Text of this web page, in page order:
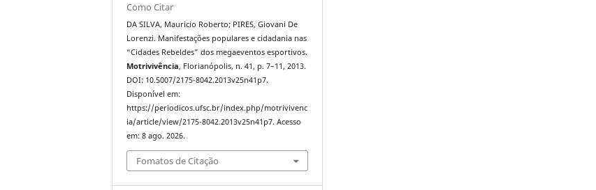
Como Citar
DA SILVA, Mauricio Roberto; PIRES, Giovani De
Lorenzi. Manifestações populares e cidadania nas
“Cidades Rebeldes” dos megaeventos esportivos.
Motrivivência, Florianópolis, n. 41, p. 7–11, 2013.
DOI: 10.5007/2175-8042.2013v25n41p7.
Disponível em:
https://periodicos.ufsc.br/index.php/motrivivenc
ia/article/view/2175-8042.2013v25n41p7. Acesso
em: 8 ago. 2026.
Fomatos de Citação